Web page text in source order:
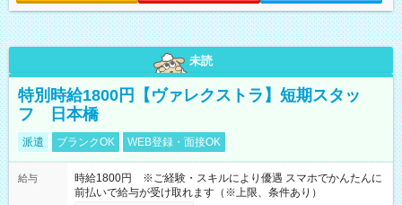
未読
特別時給1800円【ヴァレクストラ】短期スタッ
フ 日本橋
派遣 ブランクOK WEB登録・面接OK
給与
時給1800円 ※ご経験・スキルにより優遇 スマホでかんたんに
前払いで給与が受け取れます（※上限、条件あり）